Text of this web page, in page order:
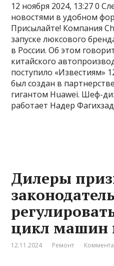
12 ноября 2024, 13:27 0
новостями в удобном
Присылайте! Компания
запуске люксового
в России. Об этом
китайского
поступило «Известиям»
был создан в
гигантом Huawei. Шеф-
работает Надер
Дилеры
цикл машин
12.11.2024 Ремонт